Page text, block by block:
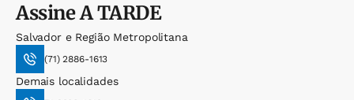
AssineA TARDE
Salvador e Região Metropolitana
(71) 2886-1613
Demais localidades